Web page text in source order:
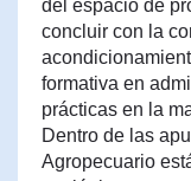
del espacio de
concluir con la
formativa en
prácticas en la
Dentro de las
Agropecuario